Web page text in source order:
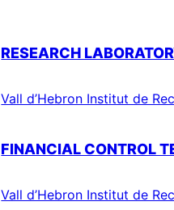
RESEARCH
Vall d’Hebron Institut de
FINANCIAL CONTROL
Vall d’Hebron Institut de